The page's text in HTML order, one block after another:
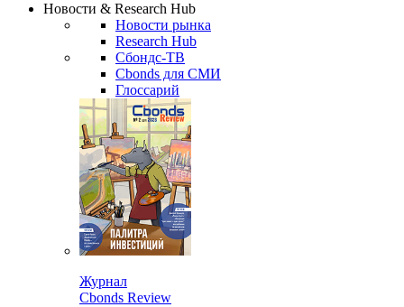
Новости & Research Hub
Новости рынка
Research Hub
Сбондс-ТВ
Cbonds для СМИ
Глоссарий
Журнал
Cbonds Review